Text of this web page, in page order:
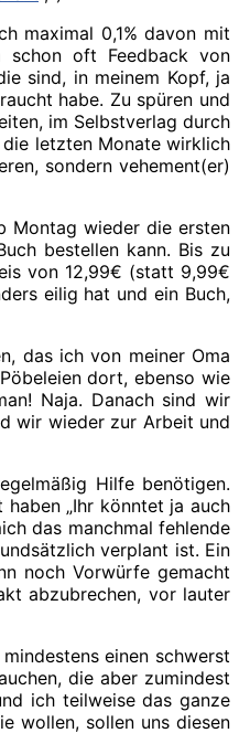
maximal 0,1% davon mit
schon oft Feedback von
sind, in meinem Kopf, ja
habe. Zu spüren und
im Selbstverlag durch
letzten Monate wirklich
sondern vehement(er)
Montag wieder die ersten
bestellen kann. Bis zu
von 12,99€ (statt 9,99€
eilig hat und ein Buch,
das ich von meiner Oma
dort, ebenso wie
Naja. Danach sind wir
wir wieder zur Arbeit und
Hilfe benötigen.
„Ihr könntet ja auch
das manchmal fehlende
verplant ist. Ein
noch Vorwürfe gemacht
abzubrechen, vor lauter
einen schwerst
die aber zumindest
ich teilweise das ganze
wollen, sollen uns diesen